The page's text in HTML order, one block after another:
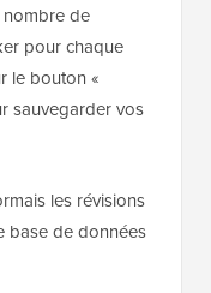
de
pour chaque
le bouton «
sauvegarder vos
les révisions
base de données